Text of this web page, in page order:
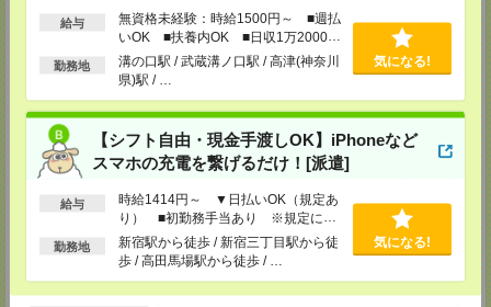
給与
無資格未経験：時給1500円～ ■週払
いOK ■扶養内OK ■日収1万2000円
以上
勤務地
溝の口駅 / 武蔵溝ノ口駅 / 高津(神奈川
県)駅 / …
気になる!
【シフト自由・現金手渡しOK】iPhoneなど
スマホの充電を繋げるだけ！[派遣]
給与
時給1414円～ ▼日払いOK（規定あ
り） ■初勤務手当あり ※規定によ
る
勤務地
新宿駅から徒歩 / 新宿三丁目駅から徒
歩 / 高田馬場駅から徒歩 / …
気になる!
TEL：0120-457-235
tenshoku@nikken-ts.jp
メディカルケア事業部 立川事業所
東京都立川市錦町1-12-14
TEL：0120-934-200
MAIL：tenshoku@nikken-ts.jp
担当：採用担当
メディカルケア事業部 町田オフィス
東京都町田市森野1-7-23 大樹生命町田ビル6F
TEL：0120-453-285
MAIL：tenshoku@nikken-ts.jp
メディカルケア事業部 横浜オフィス